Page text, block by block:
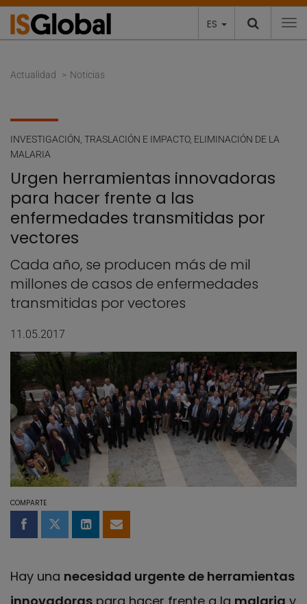
ES
Actualidad Noticias
INVESTIGACIÓN TRASLACIÓN E IMPACTO, ELIMINACIÓN DE LA
MALARIA
Urgen herramientas innovadoras
para hacer frente a las
enfermedades transmitidas por
vectores
Cada año, se producen más de mil
millones de casos de enfermedades
transmitidas por vectores
11.05.2017
COMPARTE
Compartir en Facebook
Compartir en Twitter
Compartir en LinkedIn
Compartir por email
Hay una necesidad urgente de herramientas